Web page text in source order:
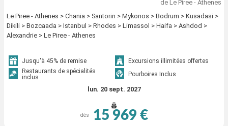
de Le Piree - Athenes
Le Piree - Athenes > Chania > Santorin > Mykonos > Bodrum > Kusadasi >
Dikili > Bozcaada > Istanbul > Rhodes > Limassol > Haifa > Ashdod >
Alexandrie > Le Piree - Athenes
Jusqu'à 45% de remise
Excursions illimitées offertes
Restaurants de spécialités
inclus
Pourboires Inclus
lun. 20 sept. 2027
dès 15 969 €